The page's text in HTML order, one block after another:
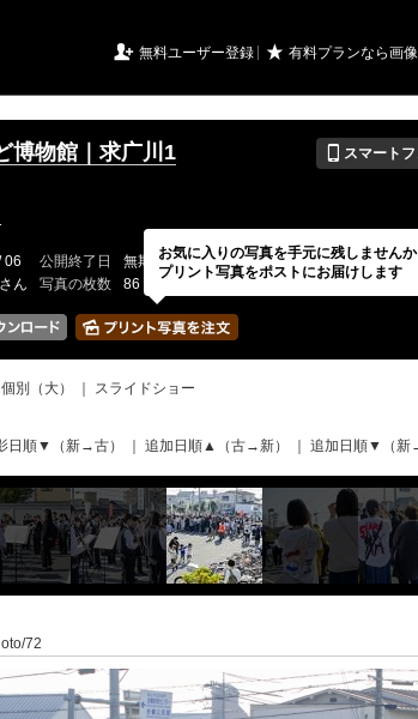
 無料ユーザー登録 ★ 有料プランなら画
博物館｜求广川1 📱 スマート
06 公開終了日 無期限 イベントの期間
---
ん 写真の枚数 86 / 2000枚
個別（大）
スライドショー
日順▼（新→古） 追加日順▲（古→新） 追加日順▼（新
72
お気に入りの写真を手元に残しませんか
プリント写真をポストにお届けします